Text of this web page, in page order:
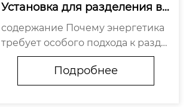
Установка для разделения во
здуха для энергетической от
расли
содержание Почему энергетика
требует особого подхода к разде
лению воздуха Что отличает про
мышленное решение от типовог
о проекта Как избежать ошибок
Подробнее